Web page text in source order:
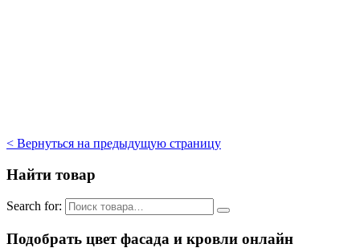
< Вернуться на предыдущую страницу
Найти товар
Search for:
Подобрать цвет фасада и кровли онлайн